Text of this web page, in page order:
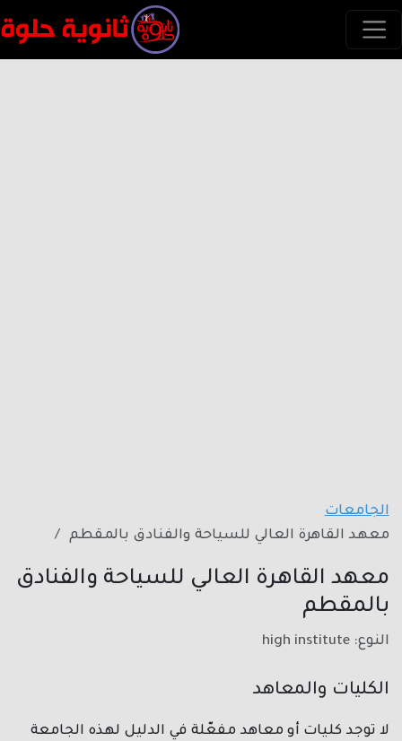
الجامعات
معهد القاهرة العالي للسياحة والفنادق بالمقطم
معهد القاهرة العالي للسياحة والفنادق
بالمقطم
النوع: high institute
الكليات والمعاهد
لا توجد كليات أو معاهد مفعّلة في الدليل لهذه الجامعة